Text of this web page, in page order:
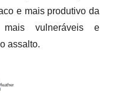
e mais produtivo da
vulneráveis e
assalto.